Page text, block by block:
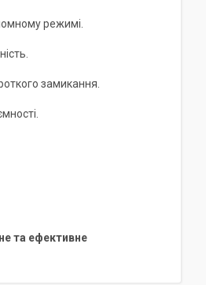
режимі.
замикання.
та ефективне